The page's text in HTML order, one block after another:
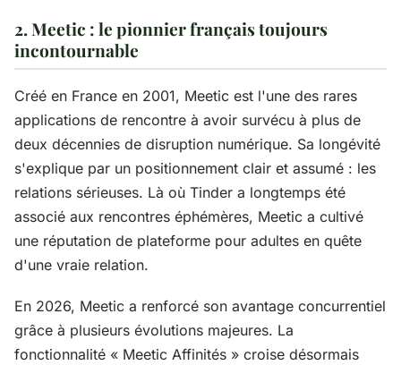
2. Meetic : le pionnier français toujours
incontournable
Créé en France en 2001, Meetic est l'une des rares
applications de rencontre à avoir survécu à plus de
deux décennies de disruption numérique. Sa longévité
s'explique par un positionnement clair et assumé : les
relations sérieuses. Là où Tinder a longtemps été
associé aux rencontres éphémères, Meetic a cultivé
une réputation de plateforme pour adultes en quête
d'une vraie relation.
En 2026, Meetic a renforcé son avantage concurrentiel
grâce à plusieurs évolutions majeures. La
fonctionnalité « Meetic Affinités » croise désormais